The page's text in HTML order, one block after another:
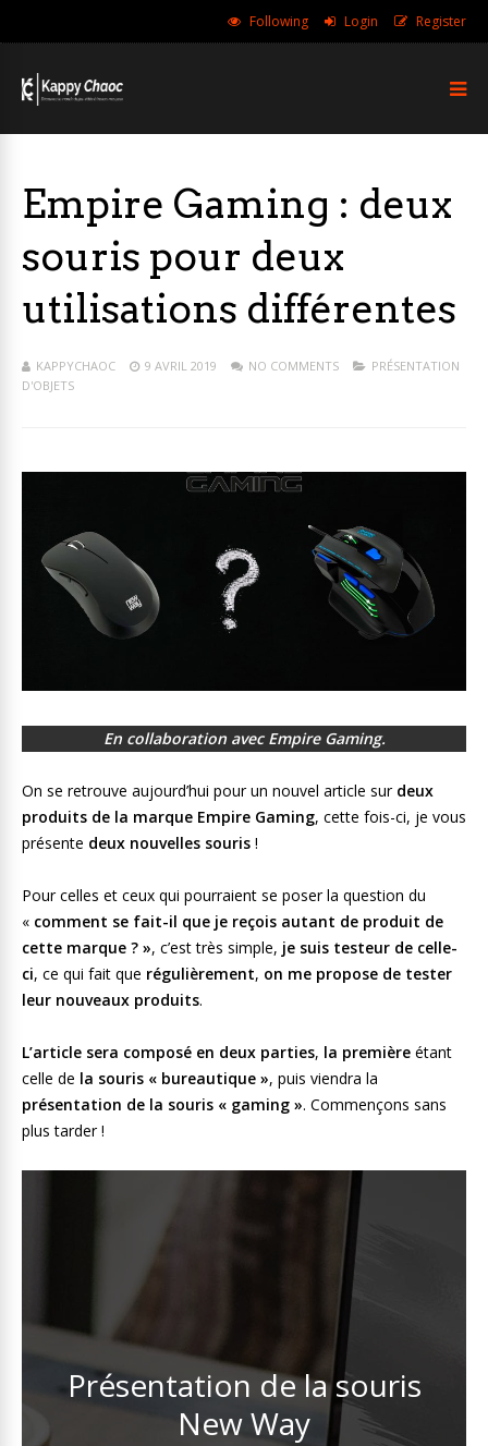
Following Login Register
Empire Gaming : deux
souris pour deux
utilisations différentes
KAPPYCHAOC 9 AVRIL 2019 NO COMMENTS
PRÉSENTATION
D'OBJETS
En collaboration avec Empire Gaming.
On se retrouve aujourd’hui pour un nouvel article sur deux
produits de la marque Empire Gaming, cette fois-ci, je vous
présente deux nouvelles souris !
Pour celles et ceux qui pourraient se poser la question du
« comment se fait-il que je reçois autant de produit de
cette marque ? », c’est très simple, je suis testeur de celle-
ci, ce qui fait que régulièrement, on me propose de tester
leur nouveaux produits.
L’article sera composé en deux parties, la première étant
celle de la souris « bureautique », puis viendra la
présentation de la souris « gaming ». Commençons sans
plus tarder !
Présentation de la souris
New Way